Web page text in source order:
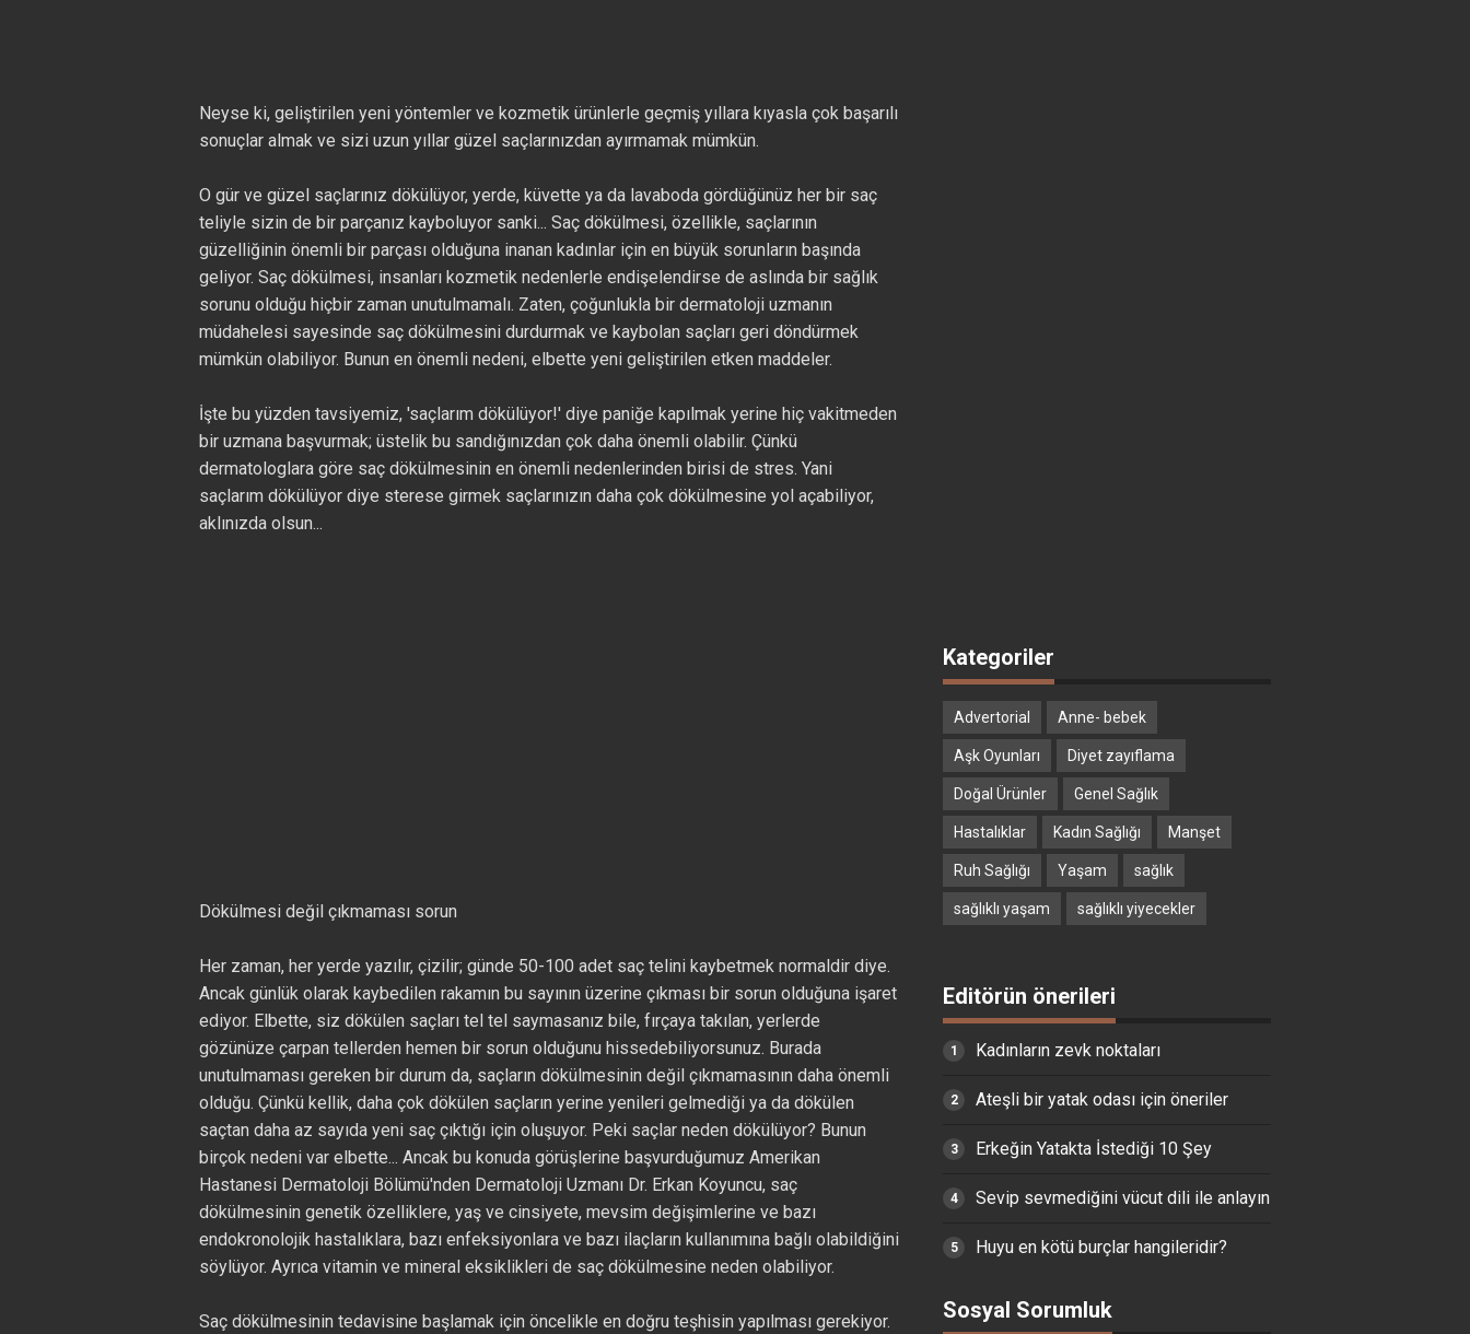
Neyse ki, geliştirilen yeni yöntemler ve kozmetik ürünlerle geçmiş yıllara kıyasla çok başarılı
sonuçlar almak ve sizi uzun yıllar güzel saçlarınızdan ayırmamak mümkün.
O gür ve güzel saçlarınız dökülüyor, yerde, küvette ya da lavaboda gördüğünüz her bir saç
teliyle sizin de bir parçanız kayboluyor sanki... Saç dökülmesi, özellikle, saçlarının
güzelliğinin önemli bir parçası olduğuna inanan kadınlar için en büyük sorunların başında
geliyor. Saç dökülmesi, insanları kozmetik nedenlerle endişelendirse de aslında bir sağlık
sorunu olduğu hiçbir zaman unutulmamalı. Zaten, çoğunlukla bir dermatoloji uzmanın
müdahelesi sayesinde saç dökülmesini durdurmak ve kaybolan saçları geri döndürmek
mümkün olabiliyor. Bunun en önemli nedeni, elbette yeni geliştirilen etken maddeler.
İşte bu yüzden tavsiyemiz, 'saçlarım dökülüyor!' diye paniğe kapılmak yerine hiç vakitmeden
bir uzmana başvurmak; üstelik bu sandığınızdan çok daha önemli olabilir. Çünkü
dermatologlara göre saç dökülmesinin en önemli nedenlerinden birisi de stres. Yani
saçlarım dökülüyor diye sterese girmek saçlarınızın daha çok dökülmesine yol açabiliyor,
aklınızda olsun...
Dökülmesi değil çıkmaması sorun
Her zaman, her yerde yazılır, çizilir; günde 50-100 adet saç telini kaybetmek normaldir diye.
Ancak günlük olarak kaybedilen rakamın bu sayının üzerine çıkması bir sorun olduğuna işaret
ediyor. Elbette, siz dökülen saçları tel tel saymasanız bile, fırçaya takılan, yerlerde
gözünüze çarpan tellerden hemen bir sorun olduğunu hissedebiliyorsunuz. Burada
unutulmaması gereken bir durum da, saçların dökülmesinin değil çıkmamasının daha önemli
olduğu. Çünkü kellik, daha çok dökülen saçların yerine yenileri gelmediği ya da dökülen
saçtan daha az sayıda yeni saç çıktığı için oluşuyor. Peki saçlar neden dökülüyor? Bunun
birçok nedeni var elbette... Ancak bu konuda görüşlerine başvurduğumuz Amerikan
Hastanesi Dermatoloji Bölümü'nden Dermatoloji Uzmanı Dr. Erkan Koyuncu, saç
dökülmesinin genetik özelliklere, yaş ve cinsiyete, mevsim değişimlerine ve bazı
endokronolojik hastalıklara, bazı enfeksiyonlara ve bazı ilaçların kullanımına bağlı olabildiğini
söylüyor. Ayrıca vitamin ve mineral eksiklikleri de saç dökülmesine neden olabiliyor.
Saç dökülmesinin tedavisine başlamak için öncelikle en doğru teşhisin yapılması gerekiyor.
Kategoriler
Advertorial Anne- bebek
Aşk Oyunları Diyet zayıflama
Doğal Ürünler Genel Sağlık
Hastalıklar Kadın Sağlığı Manşet
Ruh Sağlığı Yaşam sağlık
sağlıklı yaşam sağlıklı yiyecekler
Editörün önerileri
Kadınların zevk noktaları
Ateşli bir yatak odası için öneriler
Erkeğin Yatakta İstediği 10 Şey
Sevip sevmediğini vücut dili ile anlayın
Huyu en kötü burçlar hangileridir?
Sosyal Sorumluk